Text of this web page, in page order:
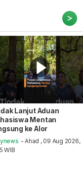
>
Lanjut Aduan
Mentan
ke Alor
- Ahad , 09 Aug 2026,
WIB